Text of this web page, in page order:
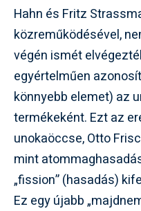
Hahn és Fritz
közreműködésével,
végén ismét
egyértelműen
könnyebb elemet) az
termékeként. Ezt az
unokaöccse, Otto
mint
„fission” (hasadás)
Ez egy újabb